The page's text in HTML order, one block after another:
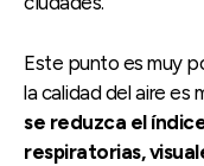
Este punto es muy
la calidad del aire es
se reduzca el
respiratorias,